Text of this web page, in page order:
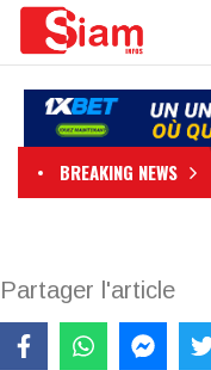
BREAKING NEWS
Partager l'article